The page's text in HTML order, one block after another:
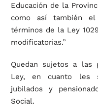
Educación de la
como así también
términos de la Ley
modificatorias.”
Quedan sujetos a las
Ley, en cuanto les
jubilados y
Social.